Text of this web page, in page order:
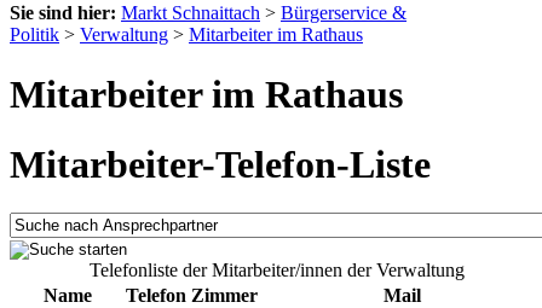
Sie sind hier: Markt Schnaittach > Bürgerservice &
Politik > Verwaltung > Mitarbeiter im Rathaus
Mitarbeiter im Rathaus
Mitarbeiter-Telefon-Liste
Telefonliste der Mitarbeiter/innen der Verwaltung
Name
Telefon Zimmer
Mail